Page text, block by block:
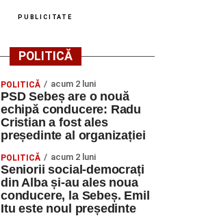
PUBLICITATE
POLITICĂ
POLITICĂ acum 2 luni
PSD Sebeș are o nouă
echipă conducere: Radu
Cristian a fost ales
președinte al organizației
POLITICĂ acum 2 luni
Seniorii social-democrați
din Alba și-au ales noua
conducere, la Sebeș. Emil
Itu este noul președinte